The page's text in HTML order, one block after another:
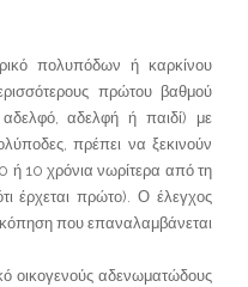
πολυπόδων ή καρκίνου
πρώτου βαθμού
αδελφό, αδελφή ή παιδί) με
πρέπει να ξεκινούν
ή 10 χρόνια νωρίτερα από τη
έρχεται πρώτο). Ο έλεγχος
που επαναλαμβάνεται
οικογενούς αδενωματώδους